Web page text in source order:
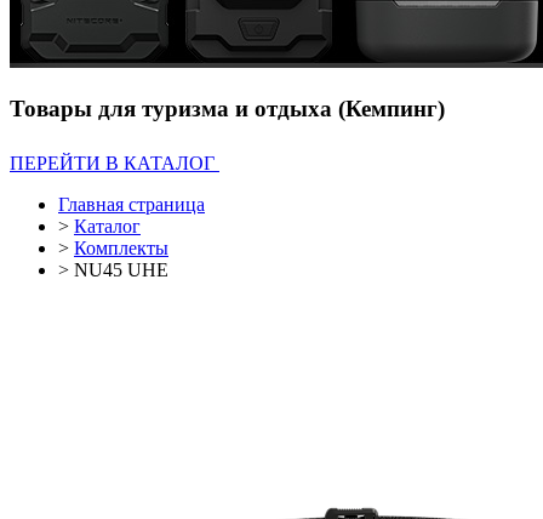
Товары для туризма и отдыха (Кемпинг)
ПЕРЕЙТИ В КАТАЛОГ
Главная страница
> Каталог
> Комплекты
> NU45 UHE